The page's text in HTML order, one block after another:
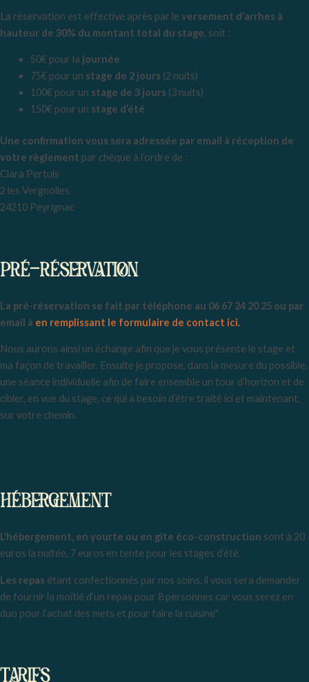
La réservation est effective après par le versement d’arrhes à
hauteur de 30% du montant total du stage, soit :
50€ pour la journée
75€ pour un stage de 2 jours(2 nuits)
100€ pour un stage de 3 jours(3 nuits)
150€ pour un stage d’été
Une confirmation vous sera adressée par email à réception de
votre règlement par chèque à l’ordre de :
Clara Pertuis
2 les Vergnolles
24210 Peyrignac
PRÉ-RÉSERVATION
La pré-réservation se fait par téléphone au 06 67 24 20 25 ou par
email à en remplissant le formulaire de contact ici.
Nous aurons ainsi un échange afin que je vous présente le stage et
ma façon de travailler. Ensuite je propose, dans la mesure du possible,
une séance individuelle afin de faire ensemble un tour d’horizon et de
cibler, en vue du stage, ce qui a besoin d’être traité ici et maintenant,
sur votre chemin.
HÉBERGEMENT
L’hébergement, en yourte ou en gite éco-construction sont à 20
euros la nuitée, 7 euros en tente pour les stages d’été.
Les repas étant confectionnés par nos soins, il vous sera demander
de fournir la moitié d’un repas pour 8 personnes car vous serez en
duo pour l’achat des mets et pour faire la cuisine*